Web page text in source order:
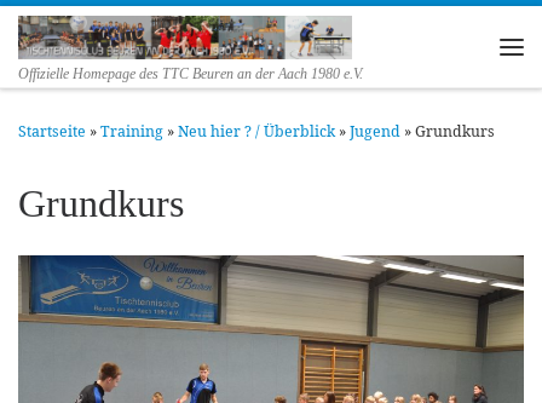
Zum Inhalt springen
Offizielle Homepage des TTC Beuren an der Aach 1980 e.V.
Startseite »Training »Neu hier ? / Überblick »Jugend »Grundkurs
Grundkurs